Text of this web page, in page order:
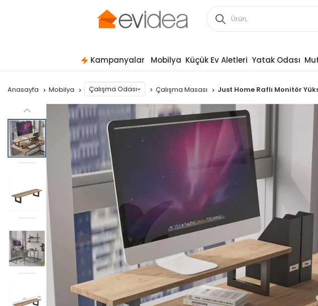
Kampanyalar Mobilya Küçük Ev Aletleri Yatak Odası
Anasayfa Mobilya Çalışma Odası Çalışma Masası Just Home Raflı Monitör